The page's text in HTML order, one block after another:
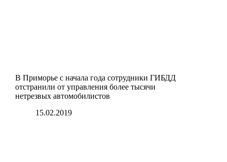
В Приморье с начала года сотрудники ГИБДД
отстранили от управления более тысячи
нетрезвых автомобилистов
15.02.2019